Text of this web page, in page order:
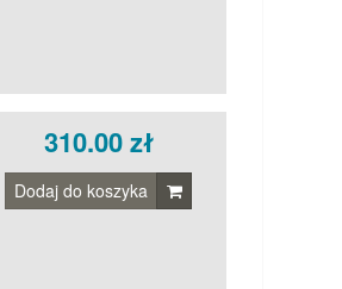
310.00 zł
Dodaj do koszyka